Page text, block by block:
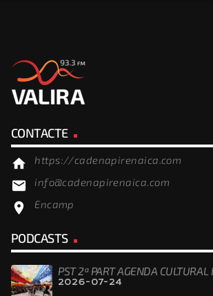
CONTACTE
home https://cadenapirenaica.com
email info@cadenapirenaica.com
location_on Encamp
PODCASTS
PST 2ª PART AGENDA CULTURAL
2026-07-24